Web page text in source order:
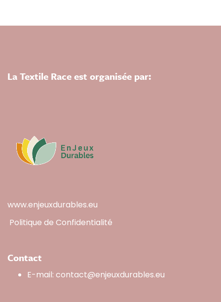
La Textile Race est organisée par:
www.enjeuxdurables.eu
Politique de Confidentialité
Contact
E-mail: contact@enjeuxdurables.eu